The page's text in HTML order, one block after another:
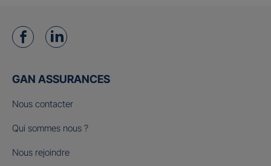
GAN ASSURANCES
Nous contacter
Qui sommes nous ?
Nous rejoindre